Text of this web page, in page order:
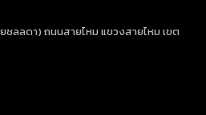
ชลลดา) ถนนสายไหม แขวงสายไหม เขต